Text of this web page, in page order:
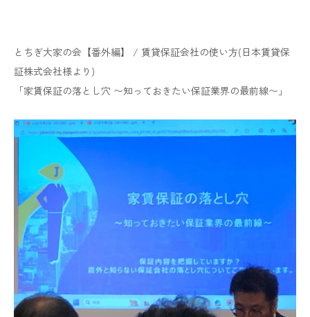
とちぎ大家の会【番外編】 / 賃貸保証会社の使い方(日本賃貸保
証株式会社様より)
「家賃保証の落とし穴 〜知っておきたい保証業界の最前線〜」